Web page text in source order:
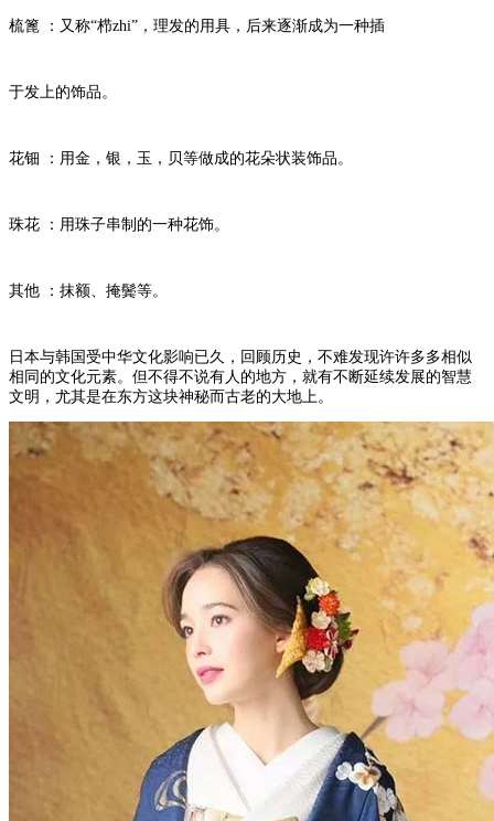
梳篦 ：又称“栉zhi”，理发的用具，后来逐渐成为一种插
于发上的饰品。
花钿 ：用金，银，玉，贝等做成的花朵状装饰品。
珠花 ：用珠子串制的一种花饰。
其他 ：抹额、掩鬓等。
日本与韩国受中华文化影响已久，回顾历史，不难发现许许多多相似
相同的文化元素。但不得不说有人的地方，就有不断延续发展的智慧
文明，尤其是在东方这块神秘而古老的大地上。